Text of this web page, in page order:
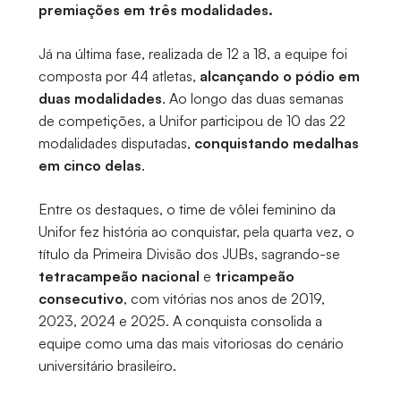
premiações em três modalidades.
Já na última fase, realizada de 12 a 18, a equipe foi
composta por 44 atletas, alcançando o pódio em
duas modalidades. Ao longo das duas semanas
de competições, a Unifor participou de 10 das 22
modalidades disputadas, conquistando medalhas
em cinco delas.
Entre os destaques, o time de vôlei feminino da
Unifor fez história ao conquistar, pela quarta vez, o
título da Primeira Divisão dos JUBs, sagrando-se
tetracampeão nacional e tricampeão
consecutivo, com vitórias nos anos de 2019,
2023, 2024 e 2025. A conquista consolida a
equipe como uma das mais vitoriosas do cenário
universitário brasileiro.